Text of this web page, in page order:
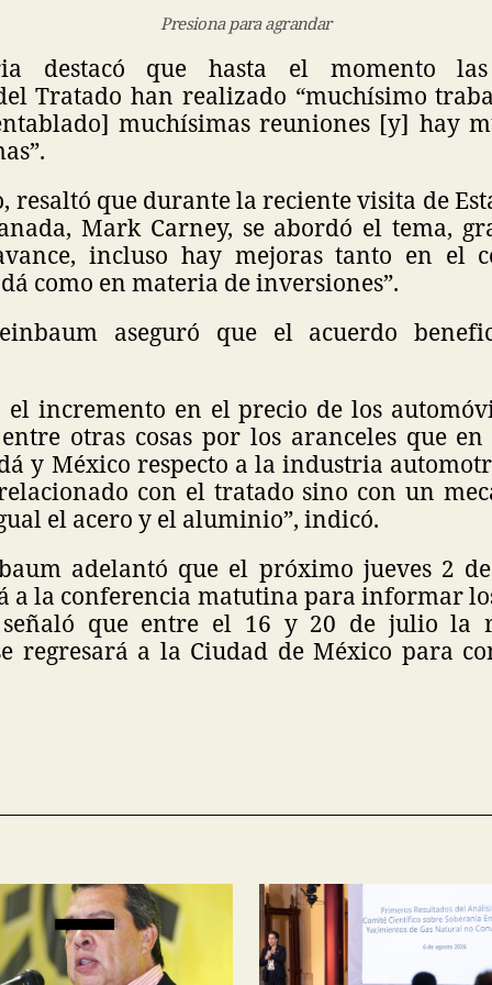
Presiona para agrandar
destacó que hasta el momento las
Tratado han realizado “muchísimo
muchísimas reuniones [y] hay
resaltó que durante la reciente visita de
Mark Carney, se abordó el tema,
incluso hay mejoras tanto en el
como en materia de inversiones”.
aseguró que el acuerdo
incremento en el precio de los
otras cosas por los aranceles que en
y México respecto a la industria
con el tratado sino con un
el acero y el aluminio”, indicó.
adelantó que el próximo jueves 2
a la conferencia matutina para informar
que entre el 16 y 20 de julio la
regresará a la Ciudad de México para